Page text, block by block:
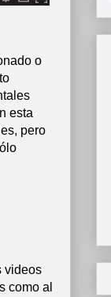
o
esta
pero
videos
como al